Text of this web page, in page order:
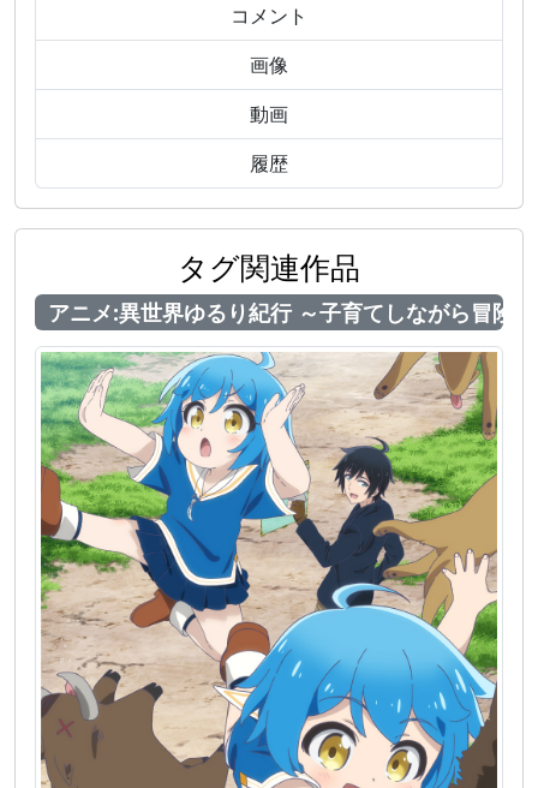
コメント
画像
動画
履歴
タグ関連作品
アニメ:異世界ゆるり紀行 ～子育てしながら冒険